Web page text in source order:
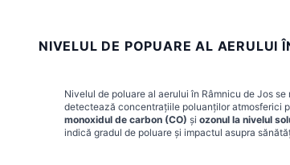
NIVELUL DE POPUARE AL AERULUI
Nivelul de poluare al aerului în Râmnicu de Jos se
detectează concentrațiile poluanților atmosferici
monoxidul de carbon (CO) și ozonul la nivelul
indică gradul de poluare și impactul asupra